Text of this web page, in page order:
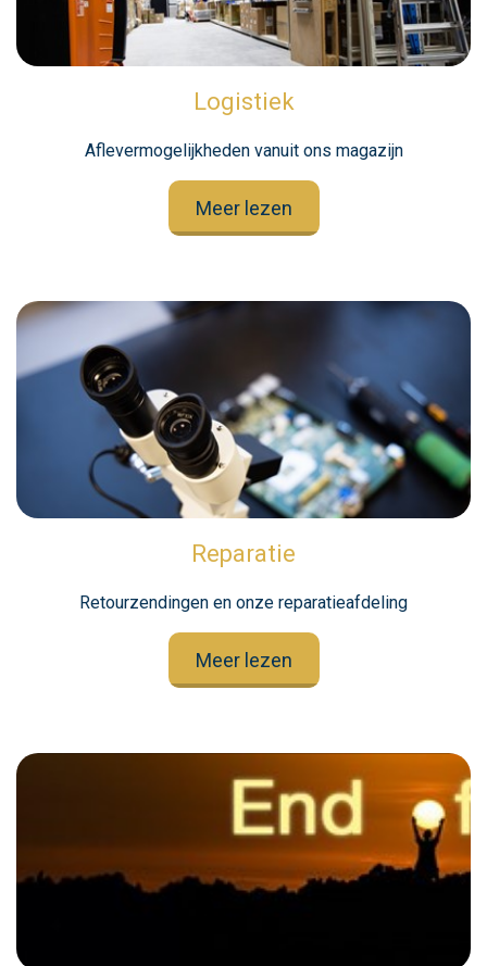
Logistiek
Aflevermogelijkheden vanuit ons magazijn
Meer lezen
Reparatie
Retourzendingen en onze reparatieafdeling
Meer lezen